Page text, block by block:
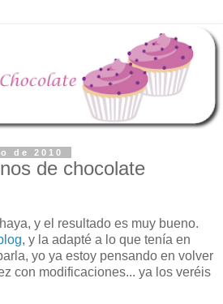
de 2010
de chocolate
y el resultado es muy bueno.
, y la adapté a lo que tenía en
yo ya estoy pensando en volver
con modificaciones... ya los veréis